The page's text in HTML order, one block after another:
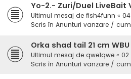
Yo-2.- Zuri/Duel LiveBait
Ultimul mesaj de fish4funn «
Scris în Anunturi vanzare /
Orka shad tail 21 cm WBU
Ultimul mesaj de qwe1qwe « 02
Scris în Anunturi vanzare /